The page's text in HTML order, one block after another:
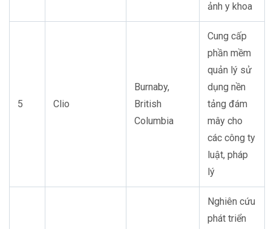
ảnh y khoa
5 Clio
Burnaby,
British
Columbia
Cung cấp
phần mềm
quản lý sử
dụng nền
tảng đám
mây cho
các công ty
luật, pháp
lý
Nghiên cứu
phát triển